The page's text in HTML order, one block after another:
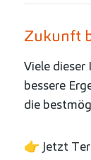
Zukunft
Viele
bessere
die
👉 Jetzt